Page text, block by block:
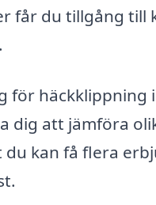
får du tillgång
för
dig att jämföra
kan få flera